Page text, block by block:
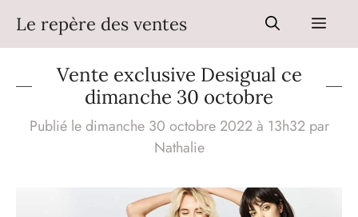
contenu
Le repère des ventes Menu
Vente exclusive Desigual ce
dimanche 30 octobre
Publié le dimanche 30 octobre 2022 à 13h32 par
Nathalie